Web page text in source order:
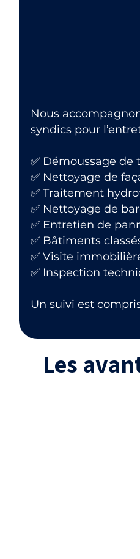
Nous
syndics pour
✅ Démoussage
✅ Nettoyage de
✅ Traitement
✅ Nettoyage de
✅ Entretien de
✅ Bâtiments
✅ Visite
✅ Inspection
Un suivi est
Les